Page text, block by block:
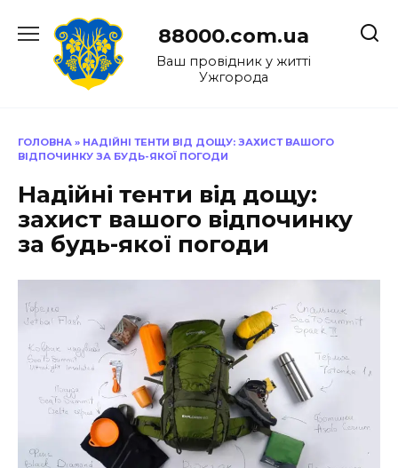
до
88000.com.ua
Ваш провідник у житті
Ужгорода
ГОЛОВНА » НАДІЙНІ ТЕНТИ ВІД ДОЩУ: ЗАХИСТ ВАШОГО
ВІДПОЧИНКУ ЗА БУДЬ-ЯКОЇ ПОГОДИ
Надійні тенти від дощу:
захист вашого відпочинку
за будь-якої погоди